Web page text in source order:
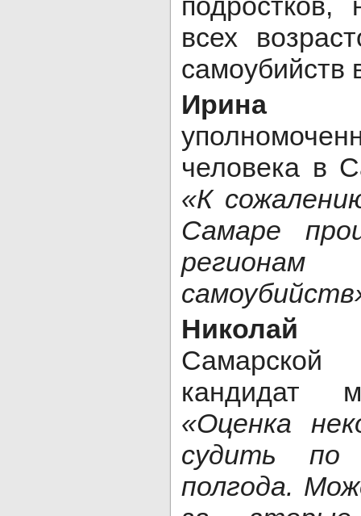
всех
самоубийств
человека в
«К
Самаре
Николай
Самарской
кандидат
«Оценка
судить по
полгода.